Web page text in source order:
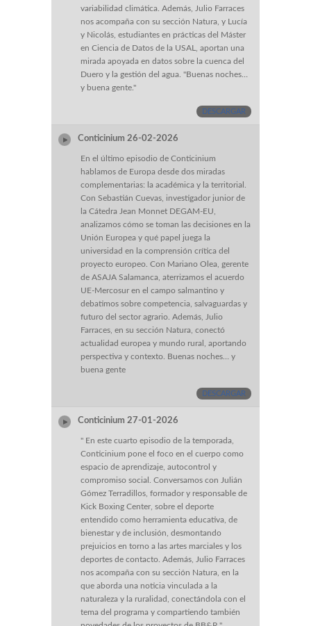
variabilidad climática. Además, Julio Farraces
nos acompaña con su sección Natura, y Lucía
y Nicolás, estudiantes en prácticas del Máster
en Ciencia de Datos de la USAL, aportan una
mirada apoyada en datos sobre la cuenca del
Duero y la gestión del agua. "Buenas noches…
y buena gente."
DESCARGAR
Conticinium 26-02-2026
En el último episodio de Conticinium
hablamos de Europa desde dos miradas
complementarias: la académica y la territorial.
Con Sebastián Cuevas, investigador junior de
la Cátedra Jean Monnet DEGAM-EU,
analizamos cómo se toman las decisiones en la
Unión Europea y qué papel juega la
universidad en la comprensión crítica del
proyecto europeo. Con Mariano Olea, gerente
de ASAJA Salamanca, aterrizamos el acuerdo
UE-Mercosur en el campo salmantino y
debatimos sobre competencia, salvaguardas y
futuro del sector agrario. Además, Julio
Farraces, en su sección Natura, conectó
actualidad europea y mundo rural, aportando
perspectiva y contexto. Buenas noches… y
buena gente
DESCARGAR
Conticinium 27-01-2026
" En este cuarto episodio de la temporada,
Conticinium pone el foco en el cuerpo como
espacio de aprendizaje, autocontrol y
compromiso social. Conversamos con Julián
Gómez Terradillos, formador y responsable de
Kick Boxing Center, sobre el deporte
entendido como herramienta educativa, de
bienestar y de inclusión, desmontando
prejuicios en torno a las artes marciales y los
deportes de contacto. Además, Julio Farraces
nos acompaña con su sección Natura, en la
que aborda una noticia vinculada a la
naturaleza y la ruralidad, conectándola con el
tema del programa y compartiendo también